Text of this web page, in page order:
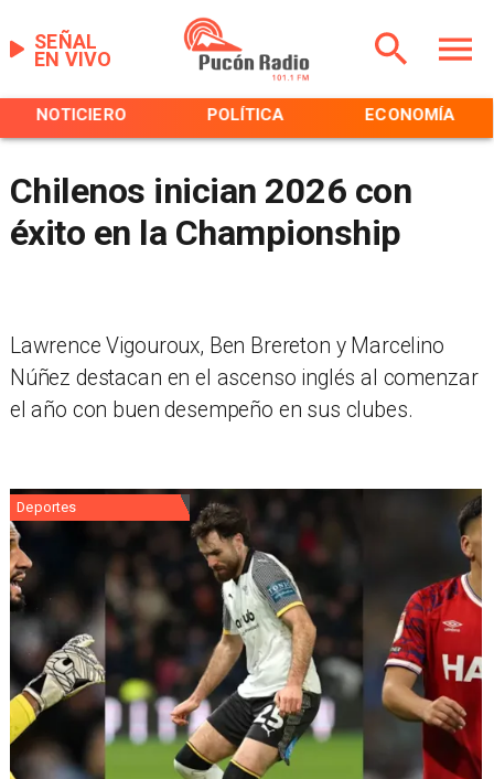
EN VIVO
SEÑAL
NOTICIERO POLÍTICA ECONOMÍA
Chilenos inician 2026 con
éxito en la Championship
Lawrence Vigouroux, Ben Brereton y Marcelino
Núñez destacan en el ascenso inglés al comenzar
el año con buen desempeño en sus clubes.
Deportes